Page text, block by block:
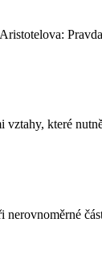
které